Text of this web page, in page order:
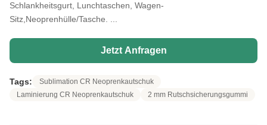
Schlankheitsgurt, Lunchtaschen, Wagen-
Sitz,Neoprenhülle/Tasche. ...
Jetzt Anfragen
Tags:
Sublimation CR Neoprenkautschuk
Laminierung CR Neoprenkautschuk
2 mm Rutschsicherungsgummi